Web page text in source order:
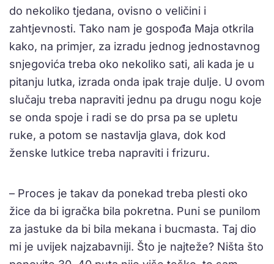
do nekoliko tjedana, ovisno o veličini i
zahtjevnosti. Tako nam je gospođa Maja otkrila
kako, na primjer, za izradu jednog jednostavnog
snjegovića treba oko nekoliko sati, ali kada je u
pitanju lutka, izrada onda ipak traje dulje. U ovom
slučaju treba napraviti jednu pa drugu nogu koje
se onda spoje i radi se do prsa pa se upletu
ruke, a potom se nastavlja glava, dok kod
ženske lutkice treba napraviti i frizuru.
– Proces je takav da ponekad treba plesti oko
žice da bi igračka bila pokretna. Puni se punilom
za jastuke da bi bila mekana i bucmasta. Taj dio
mi je uvijek najzabavniji. Što je najteže? Ništa što